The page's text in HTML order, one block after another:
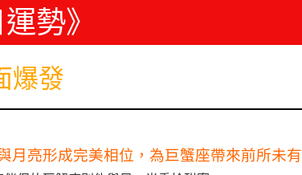
勢》
爆發
月亮形成完美相位，為巨蟹座帶來前所未有